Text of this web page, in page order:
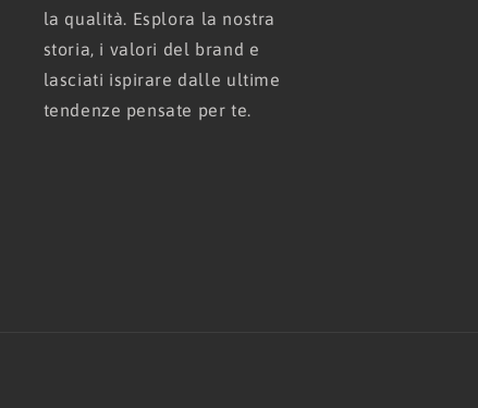
la qualità. Esplora la nostra
storia, i valori del brand e
lasciati ispirare dalle ultime
tendenze pensate per te.